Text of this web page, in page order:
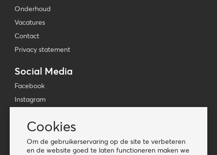
Cookies
Om de gebruikerservaring op de site te verbeteren
en de website goed te laten functioneren maken we
Onderhoud
Vacatures
Contact
Privacy statement
Social Media
Facebook
Instagram
TikTok
Tools